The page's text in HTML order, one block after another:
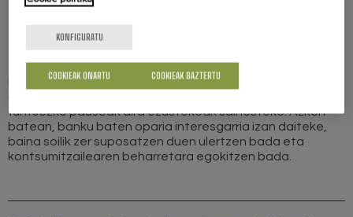
eteten badut?
Erakunde desberdinen artean konparatzea, letra txikia
funtsezko pausoak dira ezustekoak saihesteko. Azken
batean, banku baten oparia interesgarria izan daiteke,
baina soilik zer suposatzen duen ulertzen bada eta
kontsumitzailearen beharretara egokitzen bada.
KONFIGURATU
COOKIEAK BAZTERTU
COOKIEAK ONARTU